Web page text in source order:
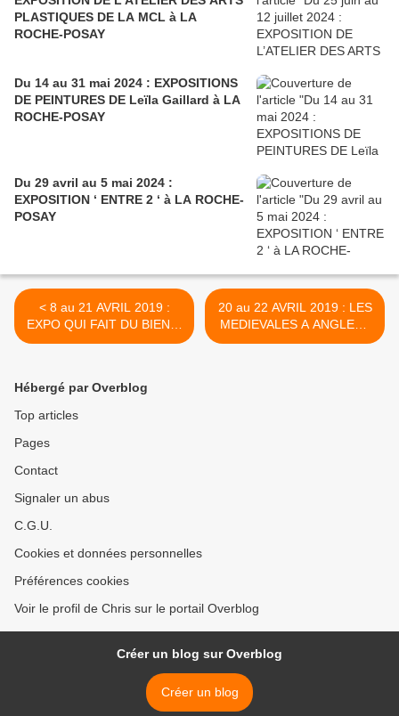
PLASTIQUES DE LA MCL à LA
ROCHE-POSAY
Du 14 au 31 mai 2024 : EXPOSITIONS
DE PEINTURES DE Leïla Gaillard à LA
ROCHE-POSAY
Du 29 avril au 5 mai 2024 :
EXPOSITION ‘ ENTRE 2 ‘ à LA ROCHE-
POSAY
< 8 au 21 AVRIL 2019 :
EXPO QUI FAIT DU BIEN A
LA ROCHE-POSAY
20 au 22 AVRIL 2019 : LES
MEDIEVALES A ANGLES -
sur-L'ANGLIN >
Hébergé par Overblog
Top articles
Pages
Contact
Signaler un abus
C.G.U.
Cookies et données personnelles
Préférences cookies
Voir le profil de Chris sur le portail Overblog
Créer un blog sur Overblog
Créer un blog